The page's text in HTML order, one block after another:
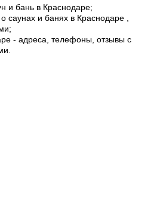
и бань в Краснодаре;
саунах и банях в Краснодаре ,
- адреса, телефоны, отзывы с